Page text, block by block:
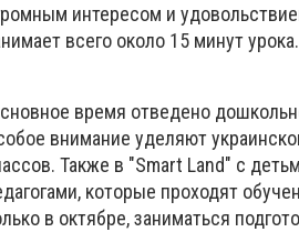
интересом и
всего около 15 минут урока.
время отведено
внимание уделяют
Также в "Smart Land" с
которые проходят
в октябре, заниматься